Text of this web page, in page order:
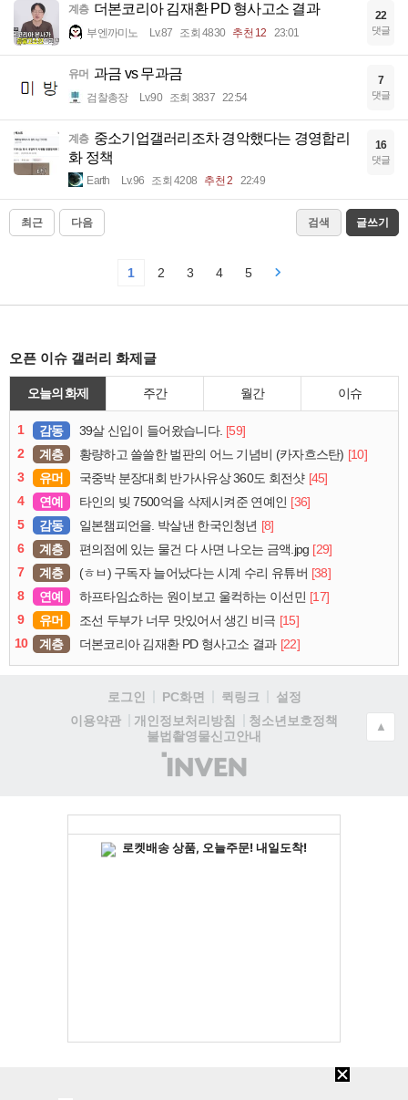
계층 더본코리아 김재환 PD 형사고소 결과
부엔까미노 Lv.87 조회 4830 추천 12 23:01
22
댓글
유머 과금 vs 무과금
검찰총장 Lv.90 조회 3837 22:54
7
댓글
계층 중소기업갤러리조차 경악했다는 경영합리
화 정책
Earth Lv.96 조회 4208 추천 2 22:49
16
댓글
최근 다음 검색 글쓰기
1 2 3 4 5
오픈 이슈 갤러리 화제글
오늘의 화제 주간 월간 이슈
1 감동 39살 신입이 들어왔습니다. [59]
2
계층 황량하고 쓸쓸한 벌판의 어느 기념비 (카자흐스탄) [10]
3
유머 국중박 분장대회 반가사유상 360도 회전샷 [45]
4
연예 타인의 빚 7500억을 삭제시켜준 연예인 [36]
5
감동 일본챔피언을. 박살낸 한국인청년 [8]
6
계층 편의점에 있는 물건 다 사면 나오는 금액.jpg [29]
7
계층 (ㅎㅂ) 구독자 늘어났다는 시계 수리 유튜버 [38]
8
연예 하프타임쇼하는 원이보고 울컥하는 이선민 [17]
9
유머 조선 두부가 너무 맛있어서 생긴 비극 [15]
10
계층 더본코리아 김재환 PD 형사고소 결과 [22]
로그인 PC화면 퀵링크
설정
이용약관
개인정보처리방침
청소년보호정책
불법촬영물신고안내
(주)
인
▲